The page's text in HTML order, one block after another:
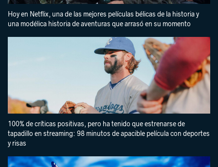
Hoy en Netflix, una de las mejores películas bélicas de la historia y
una modélica historia de aventuras que arrasó en su momento
100% de críticas positivas, pero ha tenido que estrenarse de
tapadillo en streaming: 98 minutos de apacible película con deportes
y risas